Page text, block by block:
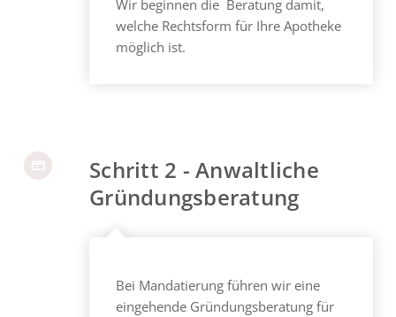
Wir beginnen die Beratung damit,
welche Rechtsform für Ihre Apotheke
möglich ist.
Schritt 2 - Anwaltliche
Gründungsberatung
Bei Mandatierung führen wir eine
eingehende Gründungsberatung für